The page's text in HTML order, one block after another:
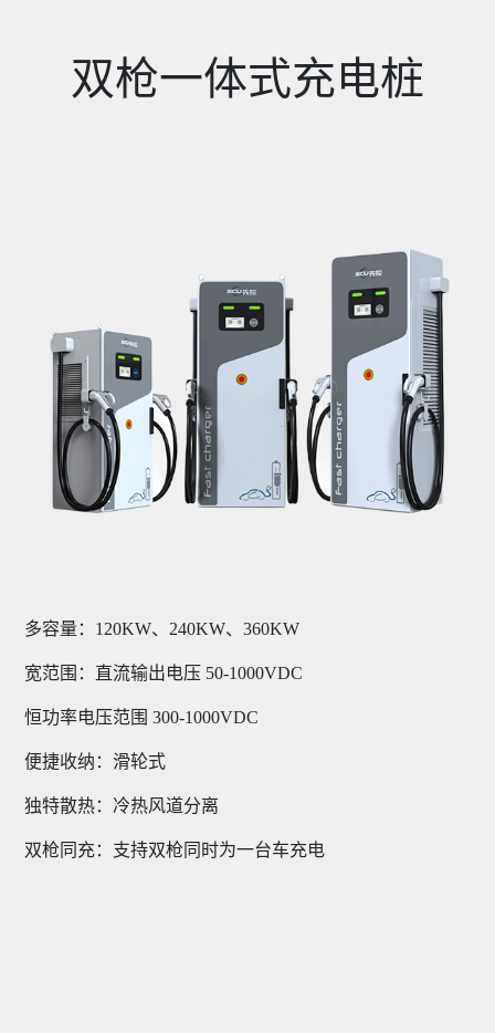
双枪一体式充电桩
多容量：120KW、240KW、360KW
宽范围：直流输出电压 50-1000VDC
恒功率电压范围 300-1000VDC
便捷收纳：滑轮式
独特散热：冷热风道分离
双枪同充：支持双枪同时为一台车充电